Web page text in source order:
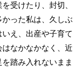
受けたり、封切、
った私は、久しぶ
え、出産や子育て
なかなかなく、近
踏み入れないまま